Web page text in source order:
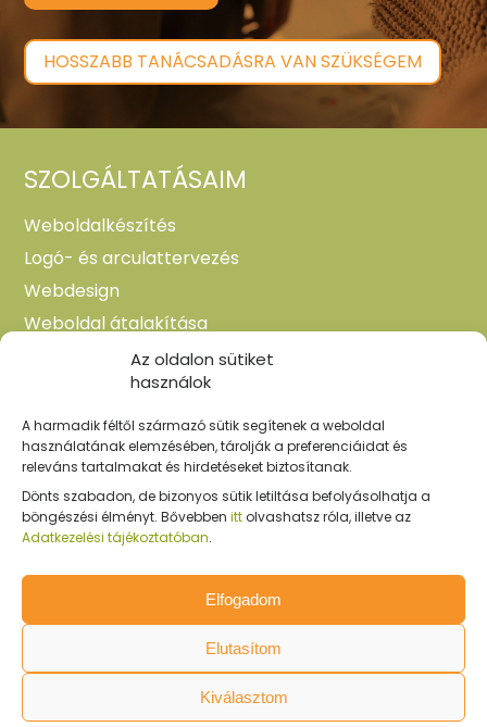
Az oldalon sütiket
használok
A harmadik féltől származó sütik segítenek a weboldal
használatának elemzésében, tárolják a preferenciáidat és
releváns tartalmakat és hirdetéseket biztosítanak.
Dönts szabadon, de bizonyos sütik letiltása befolyásolhatja a
böngészési élményt. Bővebben ittolvashatsz róla, illetve az
Adatkezelési tájékoztatóban.
Elfogadom
Elutasítom
Kiválasztom
HOSSZABB TANÁCSADÁSRA VAN SZÜKSÉGEM
SZOLGÁLTATÁSAIM
Weboldalkészítés
Logó- és arculattervezés
Webdesign
Weboldal átalakítása
WordPress karbantartás
Weboldal tanácsadás
KAPCSOLAT
hello(@)pixelbenotthon.hu
+36 20 348 0778
ADATKEZELÉSI TÁJÉKOZTATÓ